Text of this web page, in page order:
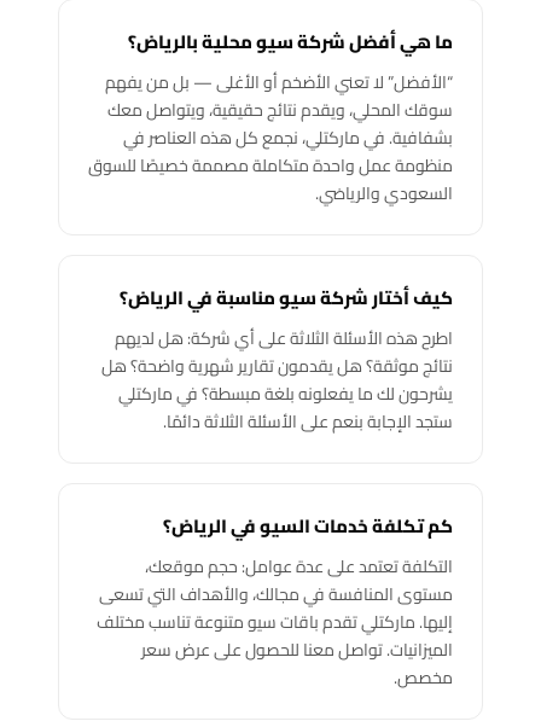
ما هي أفضل شركة سيو محلية بالرياض؟
“الأفضل” لا تعني الأضخم أو الأغلى — بل من يفهم
سوقك المحلي، ويقدم نتائج حقيقية، ويتواصل معك
بشفافية. في ماركتلي، نجمع كل هذه العناصر في
منظومة عمل واحدة متكاملة مصممة خصيصًا للسوق
السعودي والرياضي.
كيف أختار شركة سيو مناسبة في الرياض؟
اطرح هذه الأسئلة الثلاثة على أي شركة: هل لديهم
نتائج موثقة؟ هل يقدمون تقارير شهرية واضحة؟ هل
يشرحون لك ما يفعلونه بلغة مبسطة؟ في ماركتلي
ستجد الإجابة بنعم على الأسئلة الثلاثة دائمًا.
كم تكلفة خدمات السيو في الرياض؟
التكلفة تعتمد على عدة عوامل: حجم موقعك،
مستوى المنافسة في مجالك، والأهداف التي تسعى
إليها. ماركتلي تقدم باقات سيو متنوعة تناسب مختلف
الميزانيات. تواصل معنا للحصول على عرض سعر
مخصص.